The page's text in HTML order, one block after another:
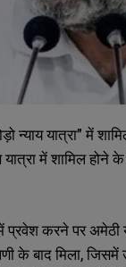
यात्रा” में
में शामिल होने
करने पर अमेठी या
के बाद मिला, जिसमें